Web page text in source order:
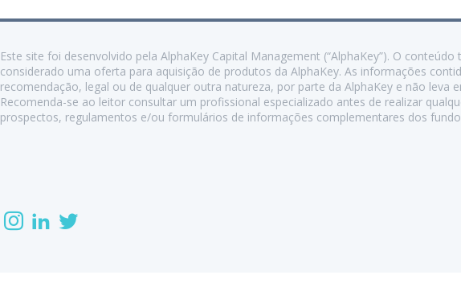
Este site foi desenvolvido pela AlphaKey Capital Management (“AlphaKey”). O
considerado uma oferta para aquisição de produtos da AlphaKey. As informações
recomendação, legal ou de qualquer outra natureza, por parte da AlphaKey e não leva
Recomenda-se ao leitor consultar um profissional especializado antes de realizar
prospectos, regulamentos e/ou formulários de informações complementares dos